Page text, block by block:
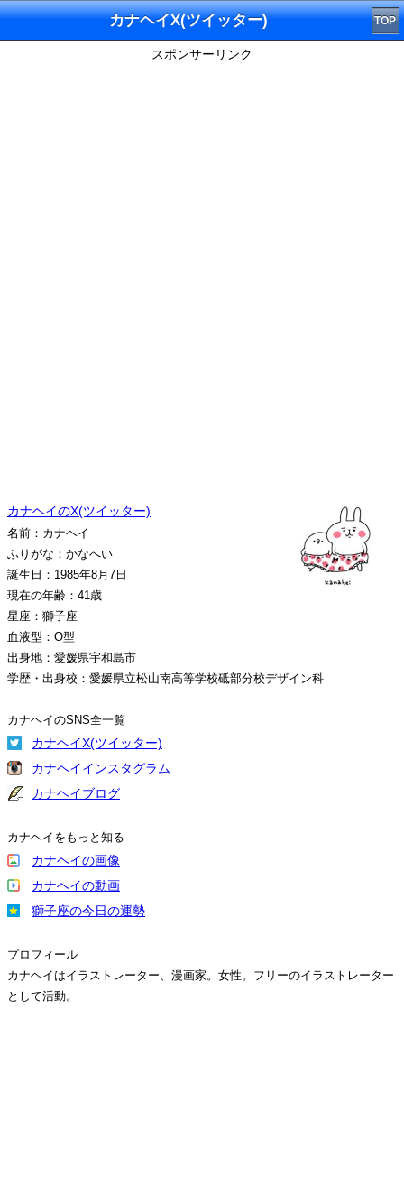
カナヘイX(ツイッター) TOP
スポンサーリンク
カナヘイのX(ツイッター)
名前：カナヘイ
ふりがな：かなへい
誕生日：1985年8月7日
現在の年齢：41歳
星座：獅子座
血液型：O型
出身地：愛媛県宇和島市
学歴・出身校：愛媛県立松山南高等学校砥部分校デザイン科
カナヘイのSNS全一覧
カナヘイX(ツイッター)
カナヘイインスタグラム
カナヘイブログ
カナヘイをもっと知る
カナヘイの画像
カナヘイの動画
獅子座の今日の運勢
プロフィール
カナヘイはイラストレーター、漫画家。女性。フリーのイラストレーター
として活動。